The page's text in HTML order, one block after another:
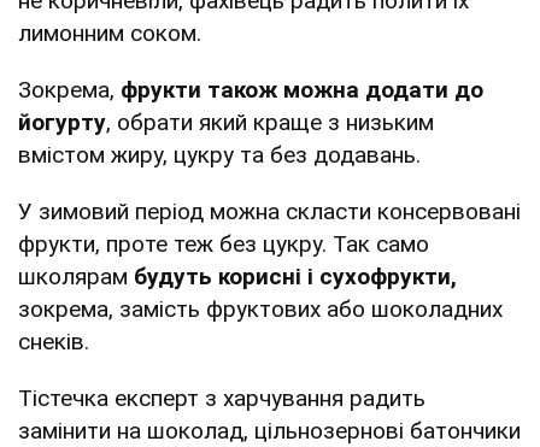
лимонним соком.
Зокрема, фрукти також можна додати до
йогурту, обрати який краще з низьким
вмістом жиру, цукру та без додавань.
У зимовий період можна скласти консервовані
фрукти, проте теж без цукру. Так само
школярам будуть корисні і сухофрукти,
зокрема, замість фруктових або шоколадних
снеків.
Тістечка експерт з харчування радить
замінити на шоколад, цільнозернові батончики